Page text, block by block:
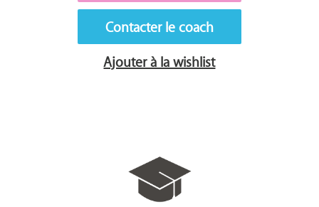
Contacter le coach
Ajouter à la wishlist